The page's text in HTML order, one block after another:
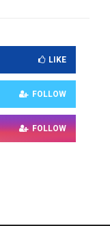
LIKE
FOLLOW
FOLLOW